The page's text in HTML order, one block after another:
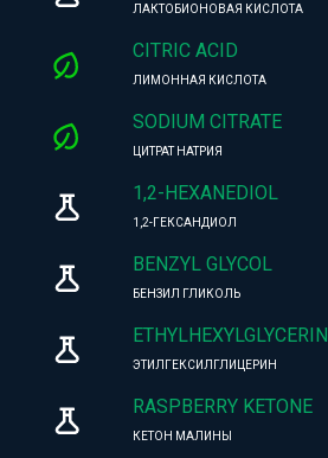
ЛАКТОБИОНОВАЯ КИСЛОТА
CITRIC ACID
ЛИМОННАЯ КИСЛОТА
SODIUM CITRATE
ЦИТРАТ НАТРИЯ
1,2-HEXANEDIOL
1,2-ГЕКСАНДИОЛ
BENZYL GLYCOL
БЕНЗИЛ ГЛИКОЛЬ
ETHYLHEXYLGLYCERIN
ЭТИЛГЕКСИЛГЛИЦЕРИН
RASPBERRY KETONE
КЕТОН МАЛИНЫ